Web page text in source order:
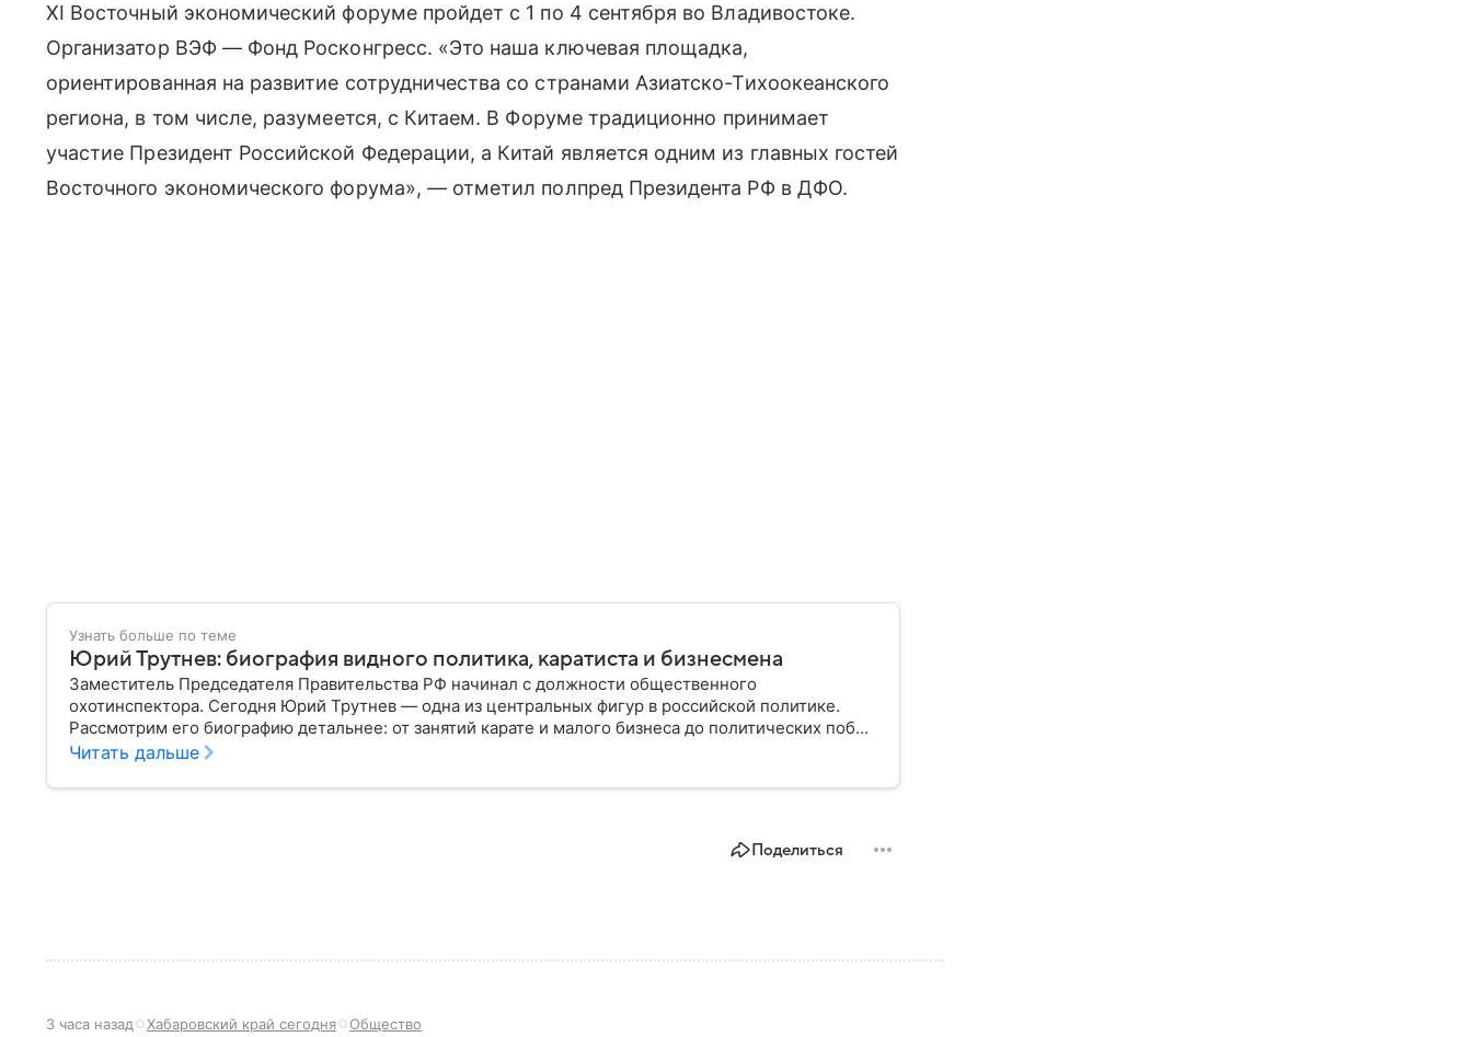
XI Восточный экономический форуме пройдет с 1 по 4 сентября во Владивостоке.
Организатор ВЭФ — Фонд Росконгресс. «Это наша ключевая площадка,
ориентированная на развитие сотрудничества со странами Азиатско-Тихоокеанского
региона, в том числе, разумеется, с Китаем. В Форуме традиционно принимает
участие Президент Российской Федерации, а Китай является одним из главных гостей
Восточного экономического форума», — отметил полпред Президента РФ в ДФО.
Узнать больше по теме
Юрий Трутнев: биография видного политика, каратиста и бизнесмена
Заместитель Председателя Правительства РФ начинал с должности общественного
охотинспектора. Сегодня Юрий Трутнев — одна из центральных фигур в российской политике.
Рассмотрим его биографию детальнее: от занятий карате и малого бизнеса до политических побед
на Дальнем Востоке и встреч с президентом Владимиром Путиным.
Читать дальше
Поделиться
3 часа назад Хабаровский край сегодня Общество